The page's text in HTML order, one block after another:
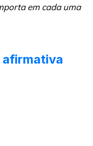
em cada uma
afirmativa